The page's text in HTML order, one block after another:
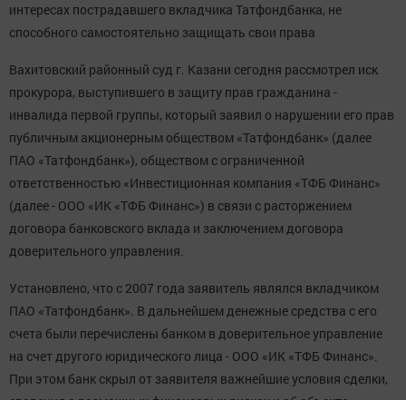
интересах пострадавшего вкладчика Татфондбанка, не
способного самостоятельно защищать свои права
Вахитовский районный суд г. Казани сегодня рассмотрел иск
прокурора, выступившего в защиту прав гражданина -
инвалида первой группы, который заявил о нарушении его прав
публичным акционерным обществом «Татфондбанк» (далее
ПАО «Татфондбанк»), обществом с ограниченной
ответственностью «Инвестиционная компания «ТФБ Финанс»
(далее - ООО «ИК «ТФБ Финанс») в связи с расторжением
договора банковского вклада и заключением договора
доверительного управления.
Установлено, что с 2007 года заявитель являлся вкладчиком
ПАО «Татфондбанк». В дальнейшем денежные средства с его
счета были перечислены банком в доверительное управление
на счет другого юридического лица - ООО «ИК «ТФБ Финанс».
При этом банк скрыл от заявителя важнейшие условия сделки,